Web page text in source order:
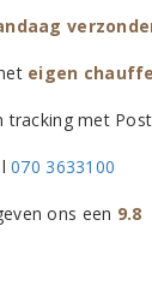
eigen
tracking met
070 3633100
ons een 9.8